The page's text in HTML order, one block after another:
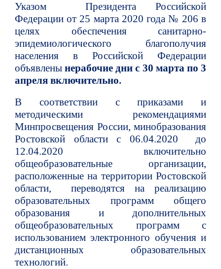
Указом Президента Российской
Федерации от 25 марта 2020 года № 206 в
целях обеспечения санитарно-
эпидемиологического благополучия
населения в Российской Федерации
объявленынерабочие дни с 30 марта по 3
апреля включительно.
В соответствии с приказами и
методическими рекомендациями
Минпросвещения России, минобразования
Ростовской области с 06.04.2020 до
12.04.2020 включительно
общеобразовательные организации,
расположенные на территории Ростовской
области, переводятся на реализацию
образовательных программ общего
образования и дополнительных
общеобразовательных программ с
использованием электронного обучения и
дистанционных образовательных
технологий.